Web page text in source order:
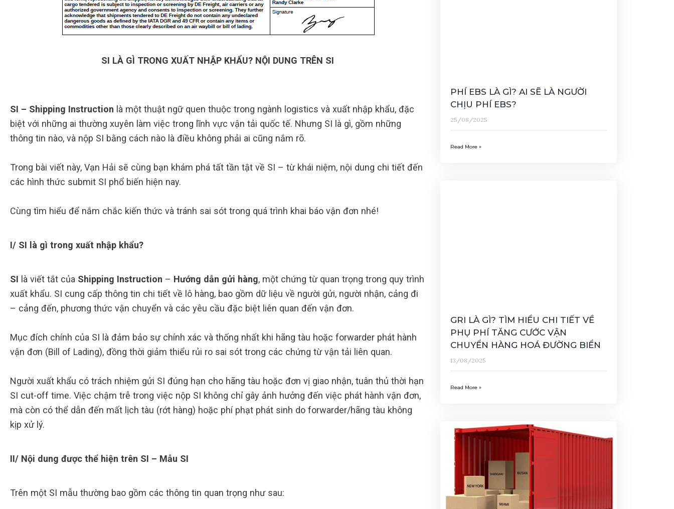
SI LÀ GÌ TRONG XUẤT NHẬP KHẨU? NỘI DUNG TRÊN SI
SI – Shipping Instruction là một thuật ngữ quen thuộc trong ngành logistics và xuất nhập khẩu, đặc
biệt với những ai thường xuyên làm việc trong lĩnh vực vận tải quốc tế. Nhưng SI là gì, gồm những
thông tin nào, và nộp SI bằng cách nào là điều không phải ai cũng nắm rõ.
Trong bài viết này, Vạn Hải sẽ cùng bạn khám phá tất tần tật về SI – từ khái niệm, nội dung chi tiết đến
các hình thức submit SI phổ biến hiện nay.
Cùng tìm hiểu để nắm chắc kiến thức và tránh sai sót trong quá trình khai báo vận đơn nhé!
I/ SI là gì trong xuất nhập khẩu?
SI là viết tắt của Shipping Instruction – Hướng dẫn gửi hàng, một chứng từ quan trọng trong quy trình
xuất khẩu. SI cung cấp thông tin chi tiết về lô hàng, bao gồm dữ liệu về người gửi, người nhận, cảng đi
– cảng đến, phương thức vận chuyển và các yêu cầu đặc biệt liên quan đến vận đơn.
Mục đích chính của SI là đảm bảo sự chính xác và thống nhất khi hãng tàu hoặc forwarder phát hành
vận đơn (Bill of Lading), đồng thời giảm thiểu rủi ro sai sót trong các chứng từ vận tải liên quan.
Người xuất khẩu có trách nhiệm gửi SI đúng hạn cho hãng tàu hoặc đơn vị giao nhận, tuân thủ thời hạn
SI cut-off time. Việc chậm trễ trong việc nộp SI không chỉ gây ảnh hưởng đến việc phát hành vận đơn,
mà còn có thể dẫn đến mất lịch tàu (rớt hàng) hoặc phí phạt phát sinh do forwarder/hãng tàu không
kịp xử lý.
II/ Nội dung được thể hiện trên SI – Mẫu SI
Trên một SI mẫu thường bao gồm các thông tin quan trọng như sau:
PHÍ EBS LÀ GÌ? AI SẼ LÀ NGƯỜI
CHỊU PHÍ EBS?
25/08/2025
Read More »
GRI LÀ GÌ? TÌM HIỂU CHI TIẾT VỀ
PHỤ PHÍ TĂNG CƯỚC VẬN
CHUYỂN HÀNG HOÁ ĐƯỜNG BIỂN
13/08/2025
Read More »